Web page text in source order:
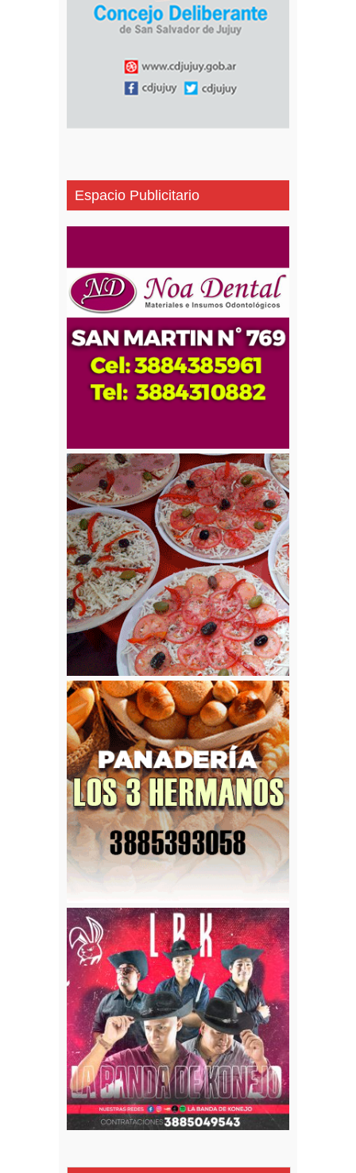
Espacio Publicitario